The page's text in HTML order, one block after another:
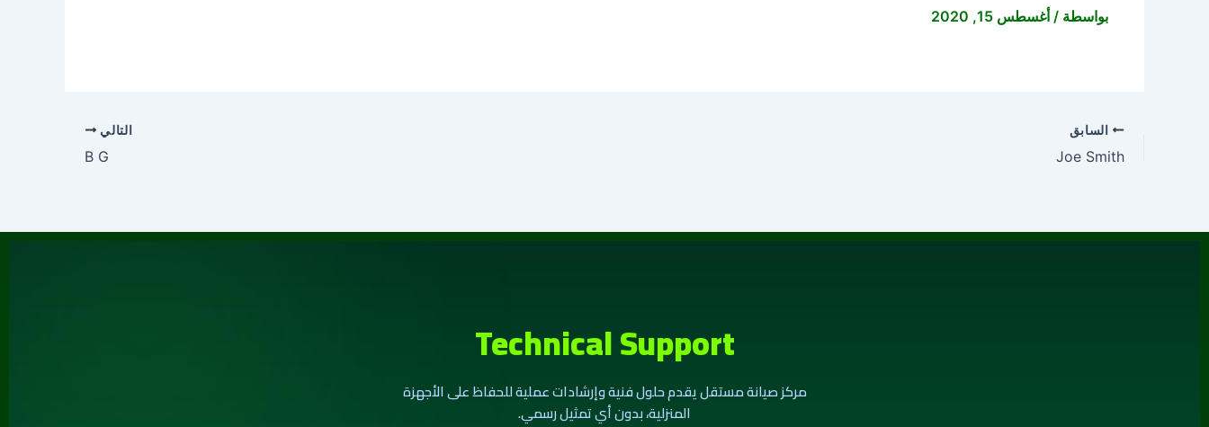
بواسطة / أغسطس 15, 2020
السابق
Joe Smith
التالي
B G
Technical Support
مركز صيانة مستقل يقدم حلول فنية وإرشادات عملية للحفاظ على الأجهزة
المنزلية، بدون أي تمثيل رسمي.